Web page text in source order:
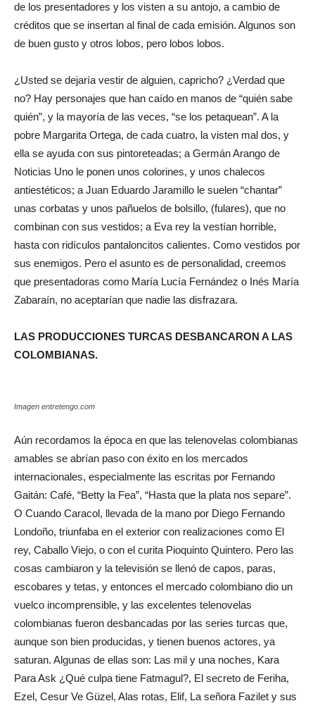
de los presentadores y los visten a su antojo, a cambio de
créditos que se insertan al final de cada emisión. Algunos son
de buen gusto y otros lobos, pero lobos lobos.
¿Usted se dejaría vestir de alguien, capricho? ¿Verdad que
no? Hay personajes que han caído en manos de “quién sabe
quién”, y la mayoría de las veces, “se los petaquean”. A la
pobre Margarita Ortega, de cada cuatro, la visten mal dos, y
ella se ayuda con sus pintoreteadas; a Germán Arango de
Noticias Uno le ponen unos colorines, y unos chalecos
antiestéticos; a Juan Eduardo Jaramillo le suelen “chantar”
unas corbatas y unos pañuelos de bolsillo, (fulares), que no
combinan con sus vestidos; a Eva rey la vestían horrible,
hasta con ridículos pantaloncitos calientes. Como vestidos por
sus enemigos. Pero el asunto es de personalidad, creemos
que presentadoras como María Lucía Fernández o Inés María
Zabaraín, no aceptarían que nadie las disfrazara.
LAS PRODUCCIONES TURCAS DESBANCARON A LAS
COLOMBIANAS.
Imagen entretengo.com
Aún recordamos la época en que las telenovelas colombianas
amables se abrían paso con éxito en los mercados
internacionales, especialmente las escritas por Fernando
Gaitán: Café, “Betty la Fea”, “Hasta que la plata nos separe”.
O Cuando Caracol, llevada de la mano por Diego Fernando
Londoño, triunfaba en el exterior con realizaciones como El
rey, Caballo Viejo, o con el curita Pioquinto Quintero. Pero las
cosas cambiaron y la televisión se llenó de capos, paras,
escobares y tetas, y entonces el mercado colombiano dio un
vuelco incomprensible, y las excelentes telenovelas
colombianas fueron desbancadas por las series turcas que,
aunque son bien producidas, y tienen buenos actores, ya
saturan. Algunas de ellas son: Las mil y una noches, Kara
Para Ask ¿Qué culpa tiene Fatmagul?, El secreto de Feriha,
Ezel, Cesur Ve Güzel, Alas rotas, Elif, La señora Fazilet y sus